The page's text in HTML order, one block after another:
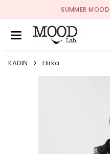
SUMMER
KADIN Hırka